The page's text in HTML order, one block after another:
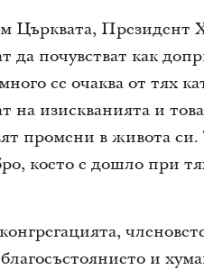
Църквата, Президент
да почувстват как
се очаква от тях
на изискванията и
промени в живота си.
което е дошло при
и